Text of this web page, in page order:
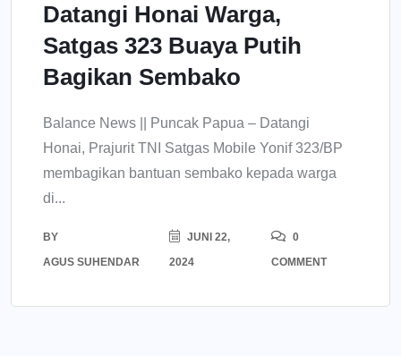
Datangi Honai Warga,
Satgas 323 Buaya Putih
Bagikan Sembako
Balance News || Puncak Papua – Datangi
Honai, Prajurit TNI Satgas Mobile Yonif 323/BP
membagikan bantuan sembako kepada warga
di...
BY
AGUS SUHENDAR
JUNI 22,
2024
0
COMMENT